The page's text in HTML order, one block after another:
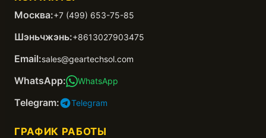
Москва:+7 (499) 653-75-85
Шэньчжэнь:+8613027903475
Email:sales@geartechsol.com
WhatsApp: WhatsApp
Telegram: Telegram
ГРАФИК РАБОТЫ